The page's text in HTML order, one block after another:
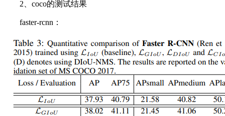
2、coco的测试结果
faster-rcnn：